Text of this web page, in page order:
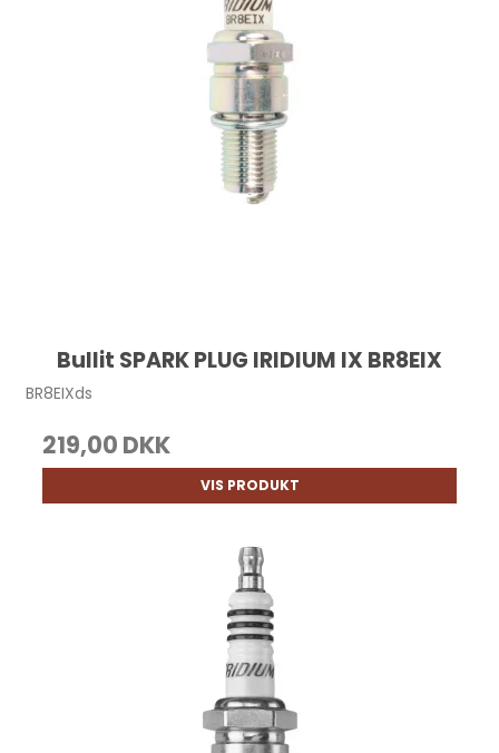
Bullit SPARK PLUG IRIDIUM IX BR8EIX
BR8EIXds
219,00 DKK
VIS PRODUKT